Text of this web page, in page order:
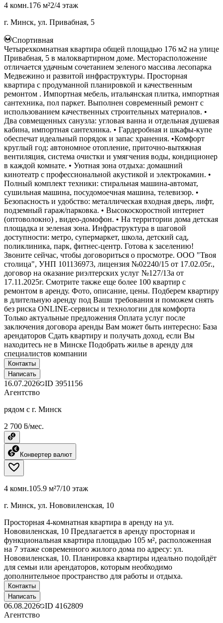
4 комн.176 м²2/4 этаж
г. Минск, ул. Привабная, 5
Спортивная
Четырехкомнатная квартира общей площадью 176 м2 на улице
Привабная, 5 в малоквартирном доме. Месторасположение
отличается удачным сочетанием зеленого массива лесопарка
Медвежино и развитой инфраструктуры. Просторная
квартира с продуманной планировкой и качественным
ремонтом . Импортная мебель, итальянская плитка, импортная
сантехника, пол паркет. Выполнен современный ремонт с
использованием качественных строительных материалов. •
Два совмещенных санузла: угловая ванна и отдельная душевая
кабина, импортная сантехника. • Гардеробная и шкафы-купе
обеспечат идеальный порядок и запас хранения. •Комфорт
круглый год: автономное отопление, приточно-вытяжная
вентиляция, система очистки и умягчения воды, кондиционер
в каждой комнате. • Уютная зона отдыха: домашний
кинотеатр с профессиональной акустикой и электрокамин. •
Полный комплект техники: стиральная машина-автомат,
сушильная машина, посудомоечная машина, телевизор. •
Безопасность и удобство: металлическая входная дверь, лифт,
подземный гараж/парковка. • Высокоскоростной интернет
(оптоволокно) , видео-домофон. • На территории дома детская
площадка и зеленая зона. Инфраструктура в шаговой
доступности: метро, супермаркет, школа, детский сад,
поликлиника, парк, фитнес-центр. Готова к заселению!
Звоните сейчас, чтобы договориться о просмотре. ООО "Твоя
столица", УНП 101136973, лицензия №02240/15 от 17.02.05г.,
договор на оказание риэлтерских услуг №127/13а от
17.11.2025г. Смотрите также еще более 100 квартир с
ремонтом в аренду. Фото, описание, цены. Подберем квартиру
в длительную аренду под Ваши требования и поможем снять
без риска ONLINE-сервисы и технологии для комфорта
Только актуальные предложения Оплата услуг после
заключения договора аренды Вам может быть интересно: База
арендаторов Сдать квартиру и получать доход, если Вы
находитесь не в Минске Подобрать жилье в аренду для
специалистов компании
Контакты
Написать
16.07.2026 ID 3951156
Агентство
рядом с г. Минск
2 700 ƃ/мес.
Конвертер валют
4 комн.105.9 м²7/10 этаж
г. Минск, ул. Нововиленская, 10
Просторная 4-комнатная квартира в аренду на ул.
Нововиленская, 10 Предлагается в аренду просторная и
функциональная квартира площадью 105 м², расположенная
на 7 этаже современного жилого дома по адресу: ул.
Нововиленская, 10. Планировка квартиры идеально подойдёт
для семьи или арендаторов, которым необходимо
дополнительное пространство для работы и отдыха.
Контакты
Написать
06.08.2026 ID 4162809
Агентство